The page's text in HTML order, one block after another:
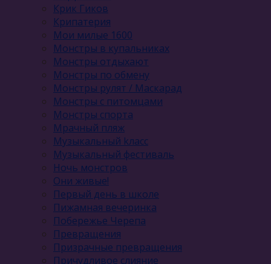
Крик Гиков
Крипатерия
Мои милые 1600
Монстры в купальниках
Монстры отдыхают
Монстры по обмену
Монстры рулят / Маскарад
Монстры с питомцами
Монстры спорта
Мрачный пляж
Музыкальный kласс
Музыкальный фестиваль
Ночь монстров
Они живые!
Первый день в школе
Пижамная вечеринка
Побережье Черепа
Превращения
Призрачные превращения
Причудливое слияние